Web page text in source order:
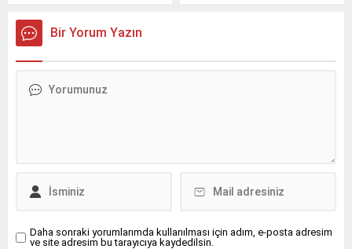
kapsamlı kentsel dönüşüm
çalışmaları etaplarla devam
Bir Yorum Yazın
Daha sonraki yorumlarımda kullanılması için adım, e-posta adresim
ve site adresim bu tarayıcıya kaydedilsin.